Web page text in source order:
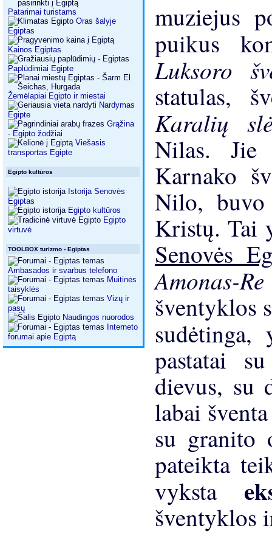
Patarimai turistams
Oras šalyje
Egiptas
Kainos Egiptas
Paplūdimiai Egipte
Žemėlapiai Egipto ir miestai
Nardymas
Egipte
Grąžina
- Egipto žodžiai
Viešasis
transportas Egipte
Egipto kultūros
Istorija Senovės
Egiptas
Egipto kultūros
Egipto
virtuvė
TOOLBOX turizmo - Egiptas
Ambasados ​​ir svarbus telefono
Muitinės
taisyklės
Vizų ir
pasų
Naudingos nuorodos
Interneto
forumai apie Egiptą
muziejus
puikus
Luksoro
statulas,
Karalių
Nilas.
Karnako
Nilo, buvo
Kristų. Tai
Senovės
Amonas-
šventyklos
pastatai
dievus, su
labai
su granito
pateikta
vyksta
šventyklos